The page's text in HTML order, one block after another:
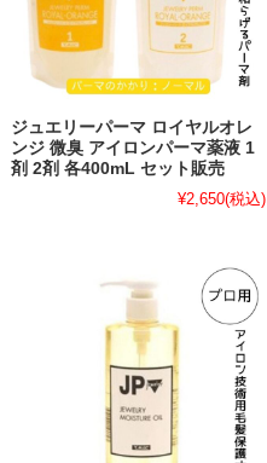
ジュエリーパーマ ロイヤルオレ
ンジ 微臭 アイロンパーマ薬液 1
剤 2剤 各400mL セット販売
¥2,650(税込)